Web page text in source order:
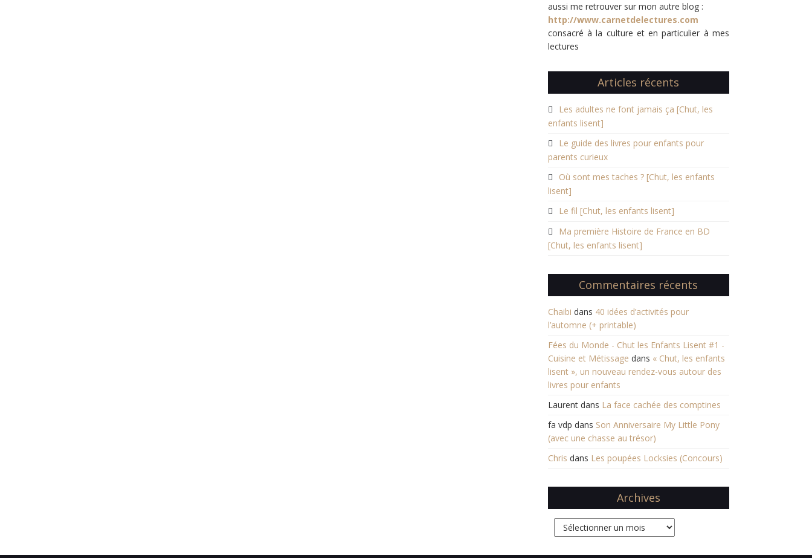
aussi me retrouver sur mon autre blog :
http://www.carnetdelectures.com
consacré à la culture et en particulier à mes
lectures
Articles récents
Les adultes ne font jamais ça [Chut, les
enfants lisent]
Le guide des livres pour enfants pour
parents curieux
Où sont mes taches ? [Chut, les enfants
lisent]
Le fil [Chut, les enfants lisent]
Ma première Histoire de France en BD
[Chut, les enfants lisent]
Commentaires récents
Chaibi dans 40 idées d’activités pour
l’automne (+ printable)
Fées du Monde - Chut les Enfants Lisent #1 -
Cuisine et Métissage dans « Chut, les enfants
lisent », un nouveau rendez-vous autour des
livres pour enfants
Laurentdans La face cachée des comptines
fa vdp dans Son Anniversaire My Little Pony
(avec une chasse au trésor)
Chris dans Les poupées Locksies (Concours)
Archives
Archives